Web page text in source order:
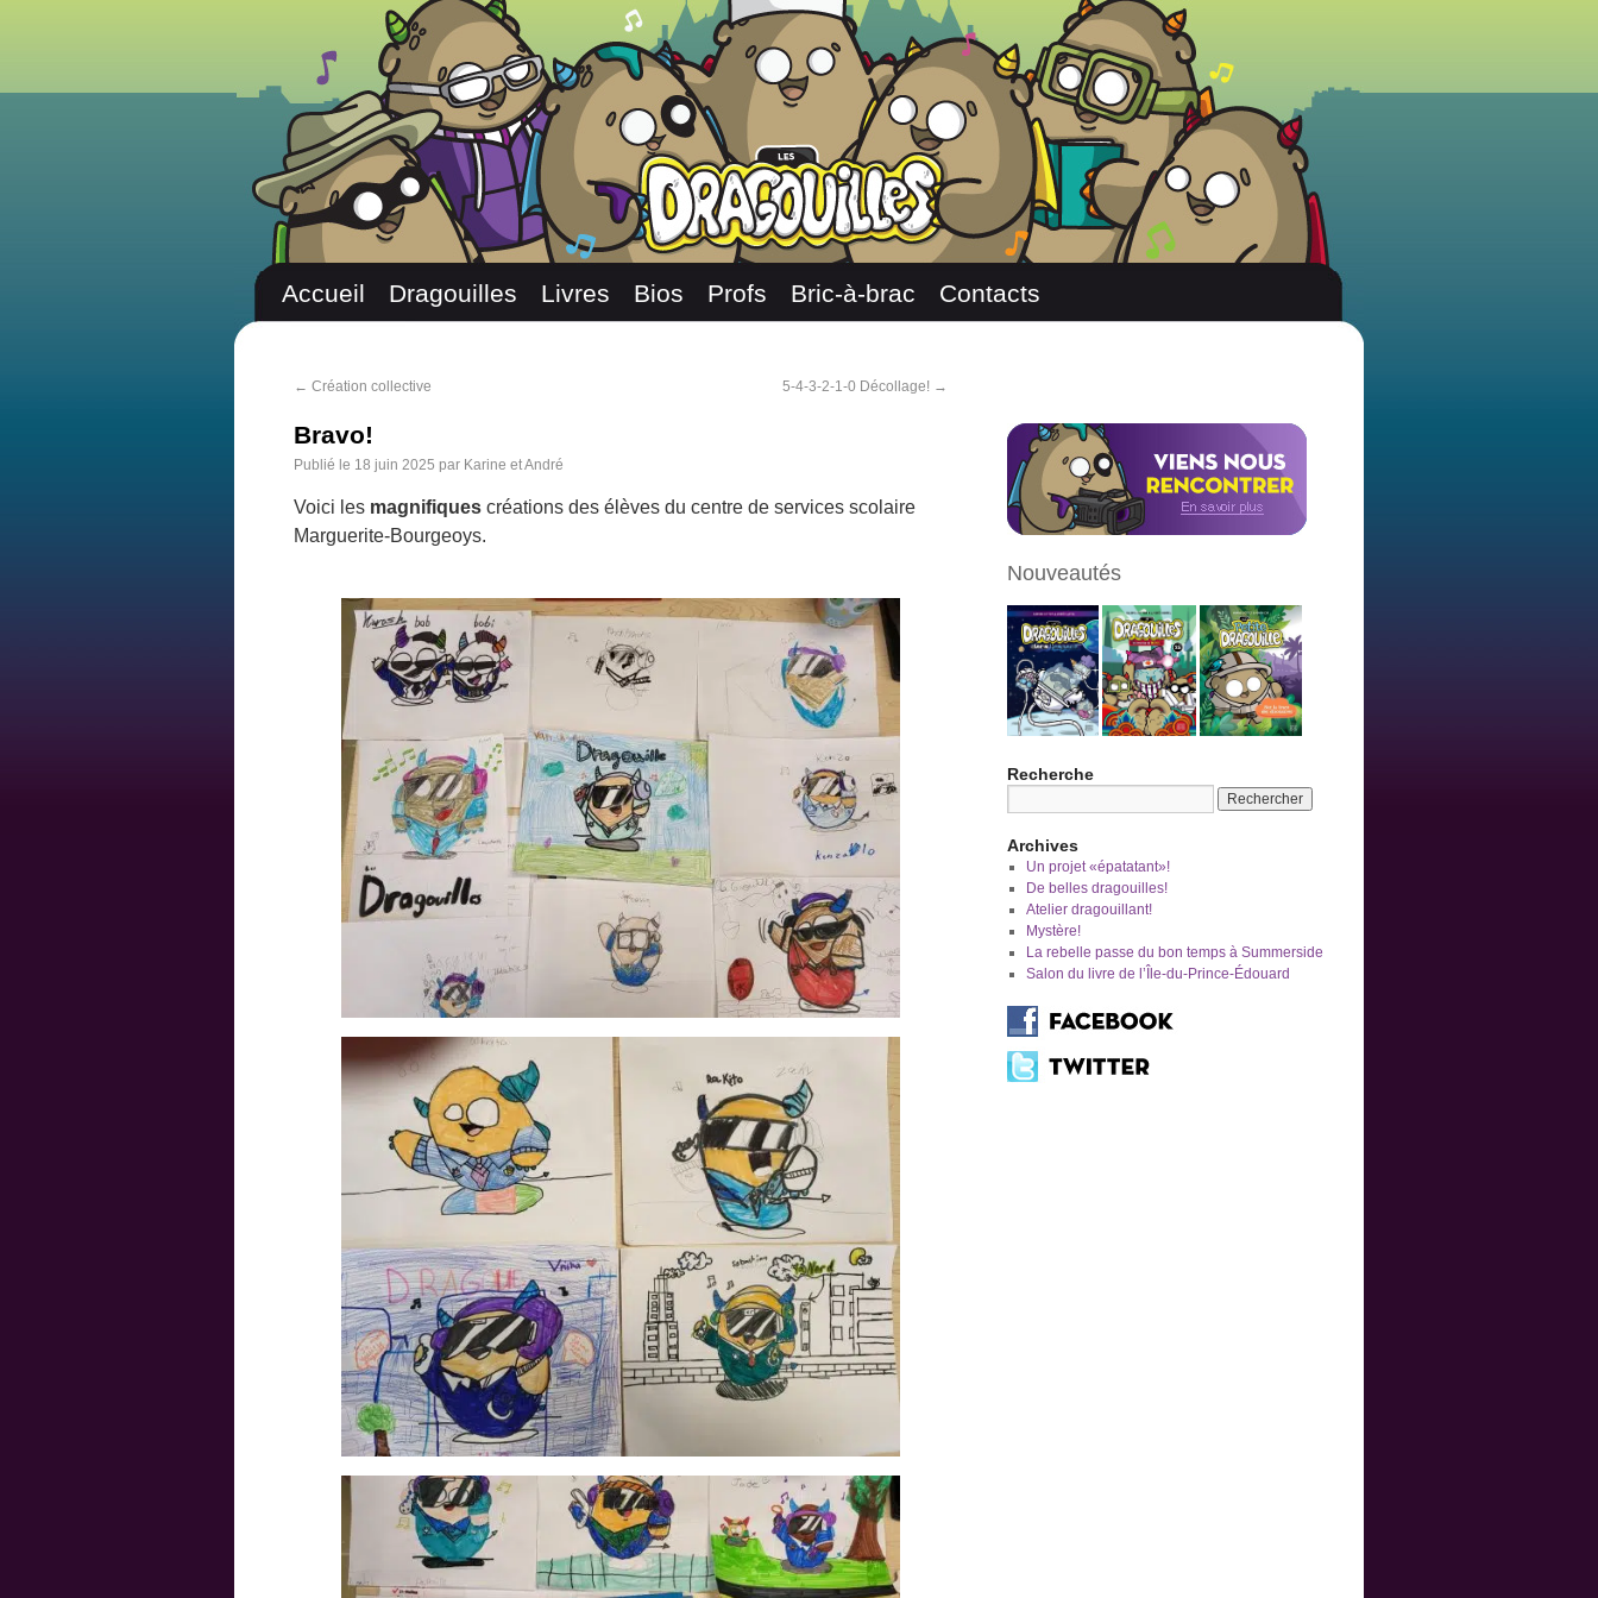
Accueil Dragouilles Livres Bios Profs Bric-à-brac Contacts
← Création collective 5-4-3-2-1-0 Décollage! →
Bravo!
Publié le 18 juin 2025 par Karine et André
Voici les magnifiques créations des élèves du centre de services scolaire
Marguerite-Bourgeoys.
Nouveautés
Recherche
Archives
Un projet «épatatant»!
De belles dragouilles!
Atelier dragouillant!
Mystère!
La rebelle passe du bon temps à Summerside
Salon du livre de l’Île-du-Prince-Édouard